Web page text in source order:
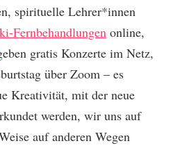
spirituelle Lehrer*innen
Fernbehandlungen online,
gratis Konzerte im Netz,
über Zoom – es
Kreativität, mit der neue
werden, wir uns auf
auf anderen Wegen